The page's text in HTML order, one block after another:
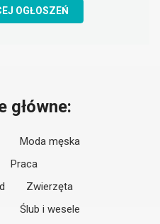
OGŁOSZEŃ
główne:
Moda męska
Praca
Zwierzęta
Ślub i wesele